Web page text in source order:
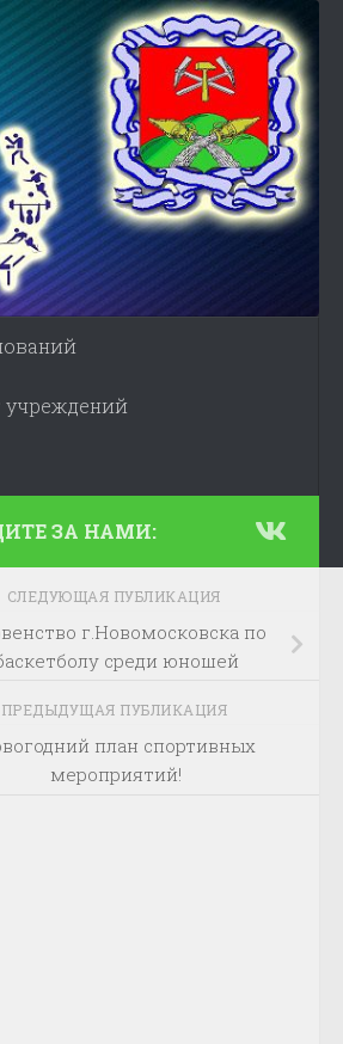
учреждений
ЗА НАМИ:
СЛЕДУЮЩАЯ ПУБЛИКАЦИЯ
г.Новомосковска по
среди юношей
ПРЕДЫДУЩАЯ ПУБЛИКАЦИЯ
план спортивных
мероприятий!